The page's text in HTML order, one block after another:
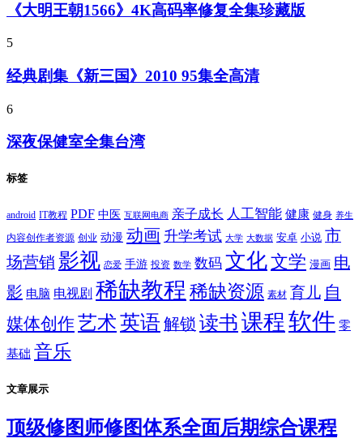
《大明王朝1566》4K高码率修复全集珍藏版
5
经典剧集《新三国》2010 95集全高清
6
深夜保健室全集台湾
标签
android IT教程 PDF 中医 互联网电商 亲子成长 人工智能 健康 健身 养生
内容创作者资源 创业 动漫 动画 升学考试 大学 大数据 安卓 小说 市
场营销 影视 恋爱 手游 投资 数学 数码 文化文学 漫画 电
影 电脑 电视剧 稀缺教程 稀缺资源 素材 育儿 自
媒体创作艺术英语 解锁 读书课程 软件 零
基础 音乐
文章展示
顶级修图师修图体系全面后期综合课程